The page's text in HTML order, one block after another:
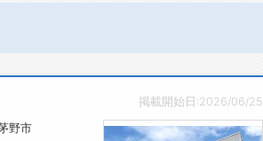
掲載開始日:2026/06/25
野市